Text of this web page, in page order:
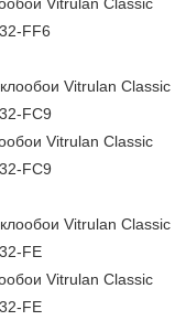
FF6
Vitrulan Classic
FC9
Vitrulan Classic
FE